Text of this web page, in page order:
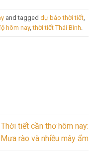
and tagged dự báo thời tiết,
hôm nay,thời tiết Thái Bình
Thời tiết cần thơ hôm nay:
Mưa rào và nhiều mây ẩm